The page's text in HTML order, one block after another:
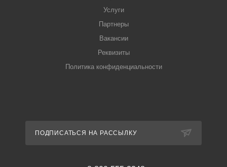
Услуги
Партнеры
Вакансии
Реквизиты
Политика конфиденциальности
ПОДПИСАТЬСЯ НА РАССЫЛКУ